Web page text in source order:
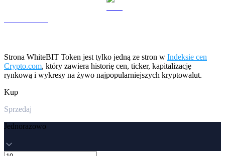
Strona WhiteBIT Token jest tylko jedną ze stron w Indeksie cen
Crypto.com, który zawiera historię cen, ticker, kapitalizację
rynkową i wykresy na żywo najpopularniejszych kryptowalut.
Kup
Sprzedaj
Jednorazowo